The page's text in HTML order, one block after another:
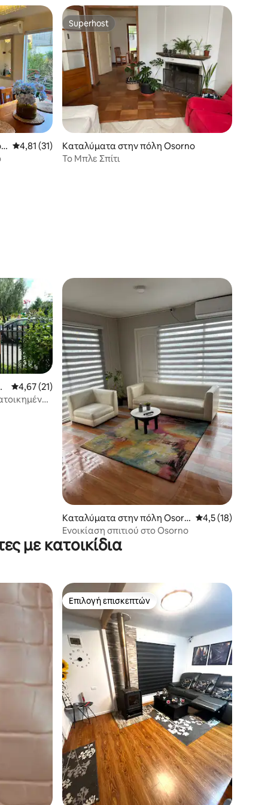
Μέση βαθμολογία: 4,81 στα 5, 31 κριτικές
4,81 (31)
Superhost
Superhost
Καταλύματα στην πόλη Osorno
Το Μπλε Σπίτι
Μέση βαθμολογία: 4,67 στα 5, 21 κριτικές
4,67 (21)
Καταλύματα στην πόλη Osorn
o
Μέση βαθμολογία:
4,5 (18)
Ενοικίαση σπιτιού στο Osorno
με κατοικίδια
Επιλογή επισκεπτών
Επιλογή επισκεπτών